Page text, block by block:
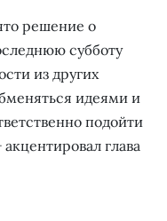
решение о
субботу
из других
идеями и
подойти
глава